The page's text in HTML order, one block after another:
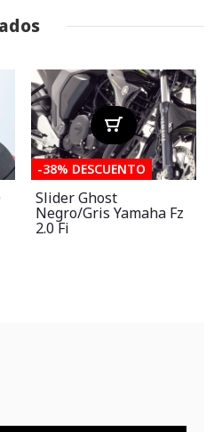
-38% DESCUENTO
Slider Ghost
Negro/gris Yamaha Fz
2.0 Fi